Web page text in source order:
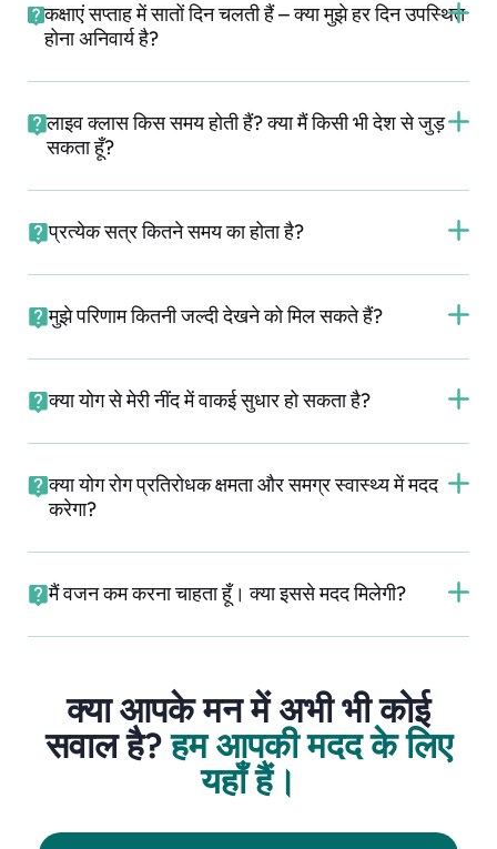
कक्षाएं सप्ताह में सातों दिन चलती हैं – क्या मुझे हर दिन उपस्थित
होना अनिवार्य है?
लाइव क्लास किस समय होती हैं? क्या मैं किसी भी देश से जुड़
सकता हूँ?
प्रत्येक सत्र कितने समय का होता है?
मुझे परिणाम कितनी जल्दी देखने को मिल सकते हैं?
क्या योग से मेरी नींद में वाकई सुधार हो सकता है?
क्या योग रोग प्रतिरोधक क्षमता और समग्र स्वास्थ्य में मदद
करेगा?
मैं वजन कम करना चाहता हूँ। क्या इससे मदद मिलेगी?
क्या आपके मन में अभी भी कोई
सवाल है?हम आपकी मदद के लिए
यहाँ हैं।